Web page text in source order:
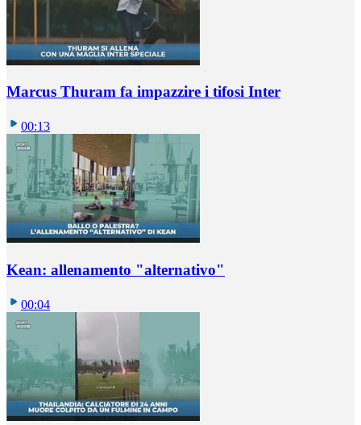
Marcus Thuram fa impazzire i tifosi Inter
00:13
Kean: allenamento "alternativo"
00:04